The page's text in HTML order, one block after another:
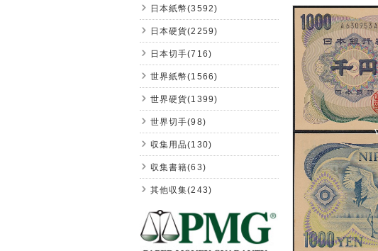
日本紙幣(3592)
日本硬貨(2259)
日本切手(716)
世界紙幣(1566)
世界硬貨(1399)
世界切手(98)
収集用品(130)
収集書籍(63)
其他収集(243)